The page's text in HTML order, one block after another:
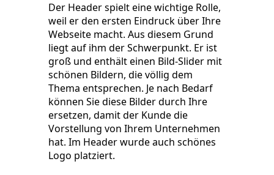
Der Header spielt eine wichtige Rolle,
weil er den ersten Eindruck über Ihre
Webseite macht. Aus diesem Grund
liegt auf ihm der Schwerpunkt. Er ist
groß und enthält einen Bild-Slider mit
schönen Bildern, die völlig dem
Thema entsprechen. Je nach Bedarf
können Sie diese Bilder durch Ihre
ersetzen, damit der Kunde die
Vorstellung von Ihrem Unternehmen
hat. Im Header wurde auch schönes
Logo platziert.